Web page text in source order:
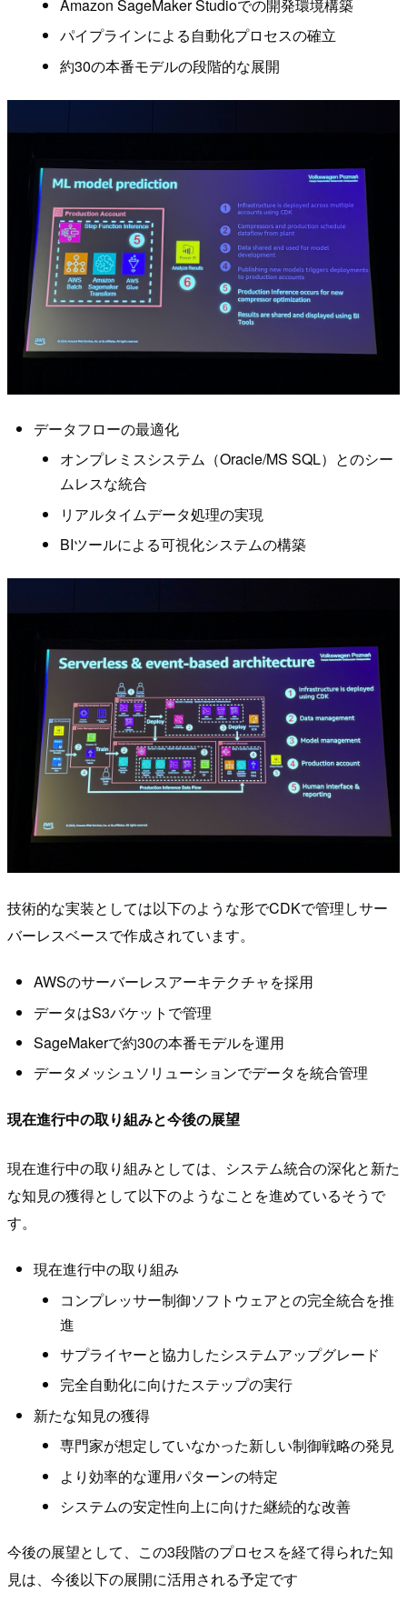
Amazon SageMaker Studioでの開発環境構築
パイプラインによる自動化プロセスの確立
約30の本番モデルの段階的な展開
データフローの最適化
オンプレミスシステム（Oracle/MS SQL）とのシー
ムレスな統合
リアルタイムデータ処理の実現
BIツールによる可視化システムの構築
技術的な実装としては以下のような形でCDKで管理しサー
バーレスベースで作成されています。
AWSのサーバーレスアーキテクチャを採用
データはS3バケットで管理
SageMakerで約30の本番モデルを運用
データメッシュソリューションでデータを統合管理
現在進行中の取り組みと今後の展望
現在進行中の取り組みとしては、システム統合の深化と新た
な知見の獲得として以下のようなことを進めているそうで
す。
現在進行中の取り組み
コンプレッサー制御ソフトウェアとの完全統合を推
進
サプライヤーと協力したシステムアップグレード
完全自動化に向けたステップの実行
新たな知見の獲得
専門家が想定していなかった新しい制御戦略の発見
より効率的な運用パターンの特定
システムの安定性向上に向けた継続的な改善
今後の展望として、この3段階のプロセスを経て得られた知
見は、今後以下の展開に活用される予定です